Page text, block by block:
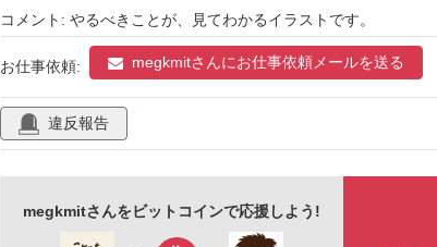
子ども向け 先生向け ひらがな表記 セット
コメント: やるべきことが、見てわかるイラストです。
お仕事依頼: megkmitさんにお仕事依頼メールを送る
違反報告
megkmitさんをビットコインで応援しよう!